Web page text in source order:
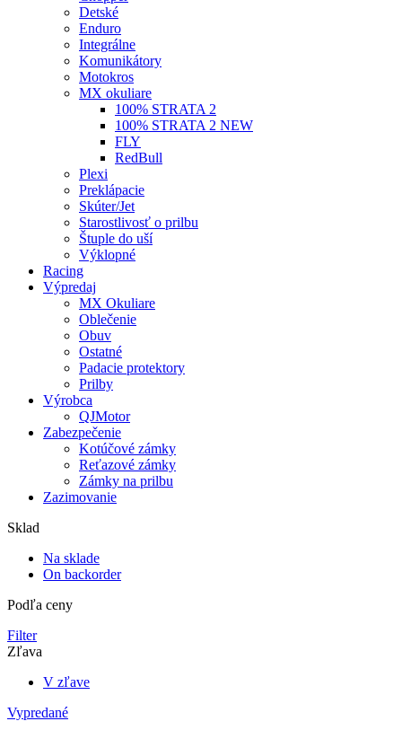
Detské
Enduro
Integrálne
Komunikátory
Motokros
MX okuliare
100% STRATA 2
100% STRATA 2 NEW
FLY
RedBull
Plexi
Preklápacie
Skúter/Jet
Starostlivosť o prilbu
Štuple do uší
Výklopné
Racing
Výpredaj
MX Okuliare
Oblečenie
Obuv
Ostatné
Padacie protektory
Prilby
Výrobca
QJMotor
Zabezpečenie
Kotúčové zámky
Reťazové zámky
Zámky na prilbu
Zazimovanie
Sklad
Na sklade
On backorder
Podľa ceny
Filter
Zľava
V zľave
Vypredané